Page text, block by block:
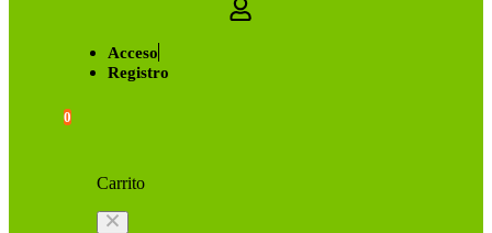
Acceso
Registro
0
Carrito